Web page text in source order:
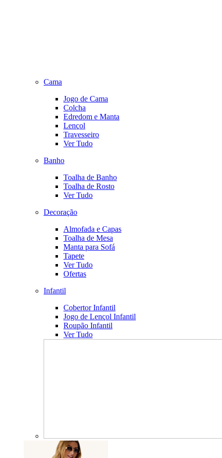
Cama
Jogo de Cama
Colcha
Edredom e Manta
Lençol
Travesseiro
Ver Tudo
Banho
Toalha de Banho
Toalha de Rosto
Ver Tudo
Decoração
Almofada e Capas
Toalha de Mesa
Manta para Sofá
Tapete
Ver Tudo
Ofertas
Infantil
Cobertor Infantil
Jogo de Lençol Infantil
Roupão Infantil
Ver Tudo